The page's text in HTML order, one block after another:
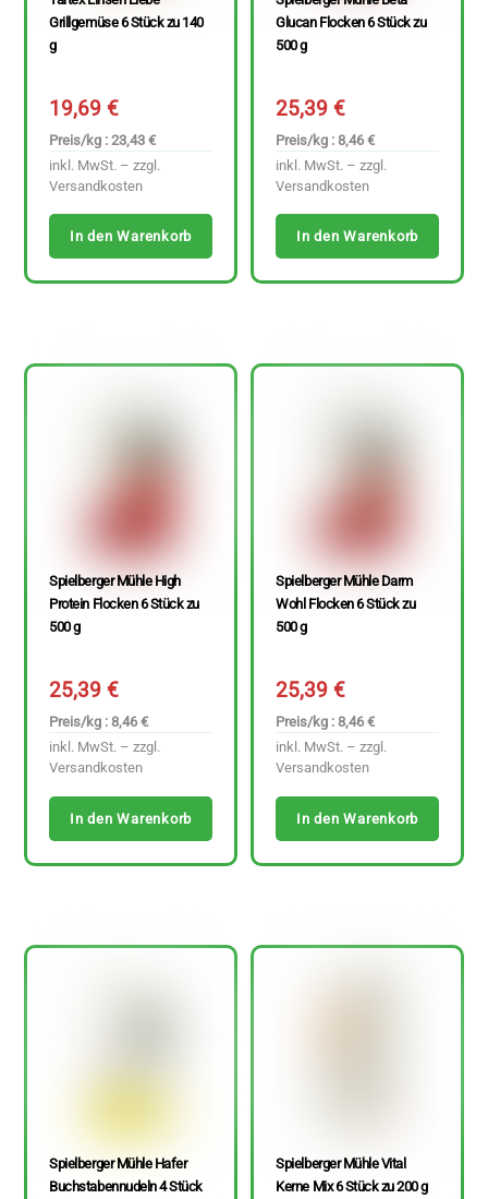
Grillgemüse 6 Stück zu 140
g
19,69€
Preis/kg : 23,43 €
inkl. MwSt. – zzgl.
Versandkosten
In den Warenkorb
Glucan Flocken 6 Stück zu
500 g
25,39€
Preis/kg : 8,46 €
inkl. MwSt. – zzgl.
Versandkosten
In den Warenkorb
Spielberger Mühle High
Protein Flocken 6 Stück zu
500 g
25,39€
Preis/kg : 8,46 €
inkl. MwSt. – zzgl.
Versandkosten
In den Warenkorb
Spielberger Mühle Darm
Wohl Flocken 6 Stück zu
500 g
25,39€
Preis/kg : 8,46 €
inkl. MwSt. – zzgl.
Versandkosten
In den Warenkorb
Spielberger Mühle Hafer
Buchstabennudeln 4 Stück
Spielberger Mühle Vital
Kerne Mix 6 Stück zu 200 g